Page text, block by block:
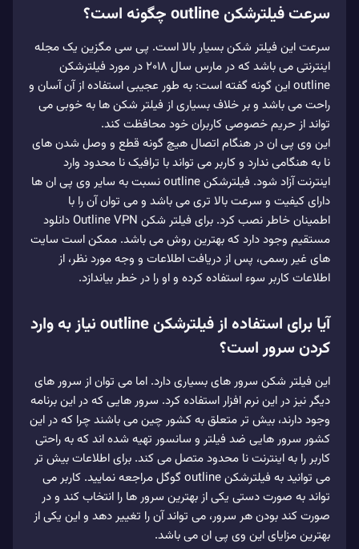
سرعت فیلترشکن outline چگونه است؟
سرعت این فیلتر شکن بسیار بالا است. پی سی مگزین یک مجله
اینترنتی می باشد که در مارس سال 2018 در مورد فیلترشکن
outline این گونه گفته است: به طور عجیبی استفاده از آن آسان و
راحت می باشد و بر خلاف بسیاری از فیلتر شکن ها به خوبی می
تواند از حریم خصوصی کاربران خود محافظت کند.
این وی پی ان در هنگام اتصال هیچ گونه قطع و وصل شدن های
نا به هنگامی ندارد و کاربر می تواند با ترافیک نا محدود وارد
اینترنت آزاد شود. فیلترشکن outline نسبت به سایر وی پی ان ها
دارای کیفیت و سرعت بالا تری می باشد و می توان آن را با
اطمینان خاطر نصب کرد. برای فیلتر شکن Outline VPN دانلود
مستقیم وجود دارد که بهترین روش می باشد. ممکن است سایت
های غیر رسمی، پس از دریافت اطلاعات و وجه مورد نظر، از
اطلاعات کاربر سوء استفاده کرده و او را در خطر بیاندازد.
آیا برای استفاده از فیلترشکن outline نیاز به وارد
کردن سرور است؟
این فیلتر شکن سرور های بسیاری دارد. اما می توان از سرور های
دیگر نیز در این نرم افزار استفاده کرد. سرور هایی که در این برنامه
وجود دارند، بیش تر متعلق به کشور چین می باشند چرا که در این
کشور سرور هایی ضد فیلتر و سانسور تهیه شده اند که به راحتی
کاربر را به اینترنت نا محدود متصل می کند. برای اطلاعات بیش تر
می توانید به فیلترشکن outline گوگل مراجعه نمایید. کاربر می
تواند به صورت دستی یکی از بهترین سرور ها را انتخاب کند و در
صورت کند بودن هر سرور، می تواند آن را تغییر دهد و این یکی از
بهترین مزایای این وی پی ان می باشد.